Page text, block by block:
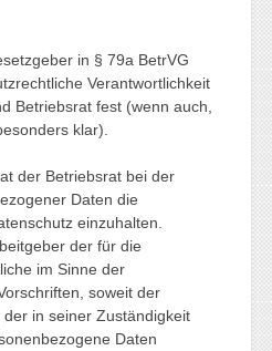
in § 79a BetrVG
Verantwortlichkeit
Betriebsrat fest (wenn auch,
klar).
der Betriebsrat bei der
Daten die
einzuhalten.
der für die
im Sinne der
soweit der
in seiner Zuständigkeit
Daten